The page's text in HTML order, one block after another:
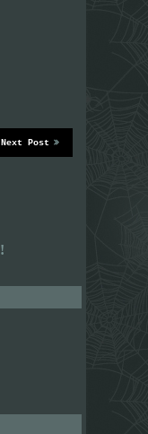
Next Post